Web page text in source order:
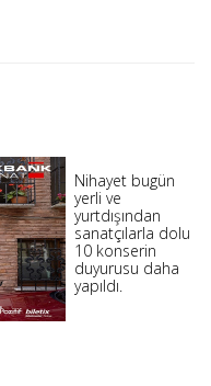
Nihayet bugün
yerli ve
yurtdışından
sanatçılarla dolu
10 konserin
duyurusu daha
yapıldı.